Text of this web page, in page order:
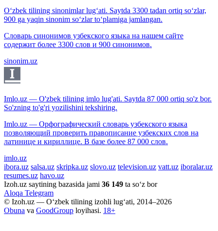
O‘zbek tilining sinonimlar lug‘ati. Saytda 3300 tadan ortiq so‘zlar,
900 ga yaqin sinonim so‘zlar to‘plamiga jamlangan.
Словарь синонимов узбекского языка на нашем сайте
содержит более 3300 слов и 900 синонимов.
sinonim.uz
Imlo.uz — O'zbek tilining imlo lug'ati. Saytda 87 000 ortiq so'z bor.
So'zning to'g'ri yozilishini tekshiring.
Imlo.uz — Орфографический словарь узбекского языка
позволяющий проверить правописание узбекских слов на
латинице и кириллице. В базе более 87 000 слов.
imlo.uz
ibora.uz salsa.uz skripka.uz slovo.uz television.uz vatt.uz iboralar.uz
resumes.uz havo.uz
Izoh.uz saytining bazasida jami 36 149 ta so‘z bor
Aloqa Telegram
© Izoh.uz — O‘zbek tilining izohli lug‘ati, 2014–2026
Obuna va GoodGroup loyihasi. 18+